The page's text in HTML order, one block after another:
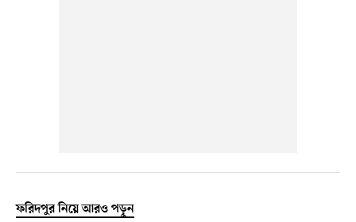
ফরিদপুর নিয়ে আরও পড়ুন